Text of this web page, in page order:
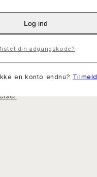
Log ind
din adgangskode?
en konto endnu? Tilmeld